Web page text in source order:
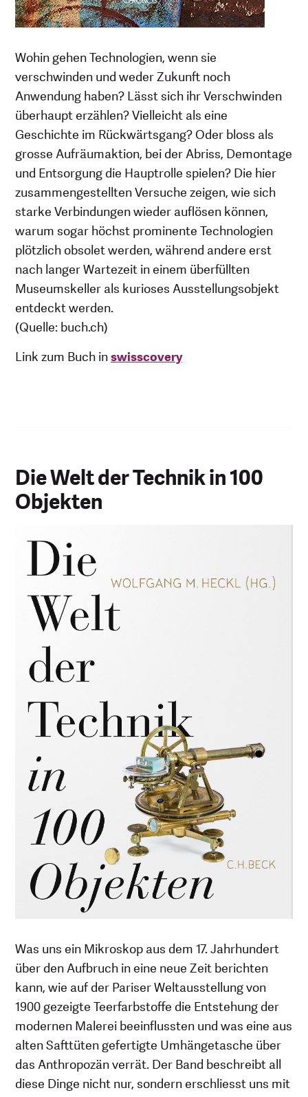
Wohin gehen Technologien, wenn sie
verschwinden und weder Zukunft noch
Anwendung haben? Lässt sich ihr Verschwinden
überhaupt erzählen? Vielleicht als eine
Geschichte im Rückwärtsgang? Oder bloss als
grosse Aufräumaktion, bei der Abriss, Demontage
und Entsorgung die Hauptrolle spielen? Die hier
zusammengestellten Versuche zeigen, wie sich
starke Verbindungen wieder auflösen können,
warum sogar höchst prominente Technologien
plötzlich obsolet werden, während andere erst
nach langer Wartezeit in einem überfüllten
Museumskeller als kurioses Ausstellungsobjekt
entdeckt werden.
(Quelle: buch.ch)
Link zum Buch inswisscovery
Die Welt der Technik in 100
Objekten
Was uns ein Mikroskop aus dem 17. Jahrhundert
über den Aufbruch in eine neue Zeit berichten
kann, wie auf der Pariser Weltausstellung von
1900 gezeigte Teerfarbstoffe die Entstehung der
modernen Malerei beeinflussten und was eine aus
alten Safttüten gefertigte Umhängetasche über
das Anthropozän verrät. Der Band beschreibt all
diese Dinge nicht nur, sondern erschliesst uns mit